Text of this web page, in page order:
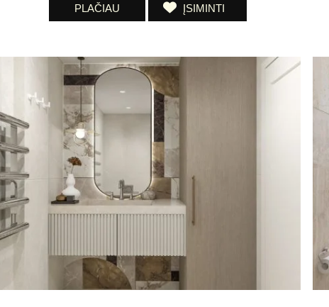
PLAČIAU ĮSIMINTI